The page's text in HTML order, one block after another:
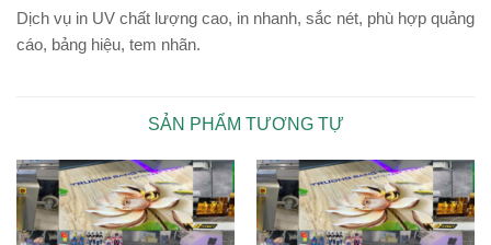
Dịch vụ in UV chất lượng cao, in nhanh, sắc nét, phù hợp quảng
cáo, bảng hiệu, tem nhãn.
SẢN PHẨM TƯƠNG TỰ